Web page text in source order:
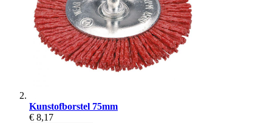
Kunstofborstel 75mm
€ 8,17